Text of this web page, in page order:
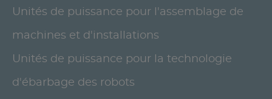
Unités de puissance pour l'assemblage de
machines et d'installations
Unités de puissance pour la technologie
d'ébarbage des robots